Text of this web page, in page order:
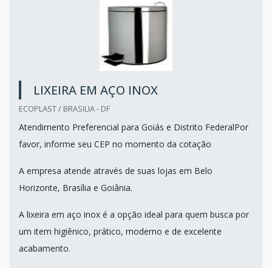
LIXEIRA EM AÇO INOX
ECOPLAST / BRASILIA - DF
Atendimento Preferencial para Goiás e Distrito FederalPor
favor, informe seu CEP no momento da cotação
A empresa atende através de suas lojas em Belo
Horizonte, Brasília e Goiânia.
A lixeira em aço inox é a opção ideal para quem busca por
um item higiênico, prático, moderno e de excelente
acabamento.